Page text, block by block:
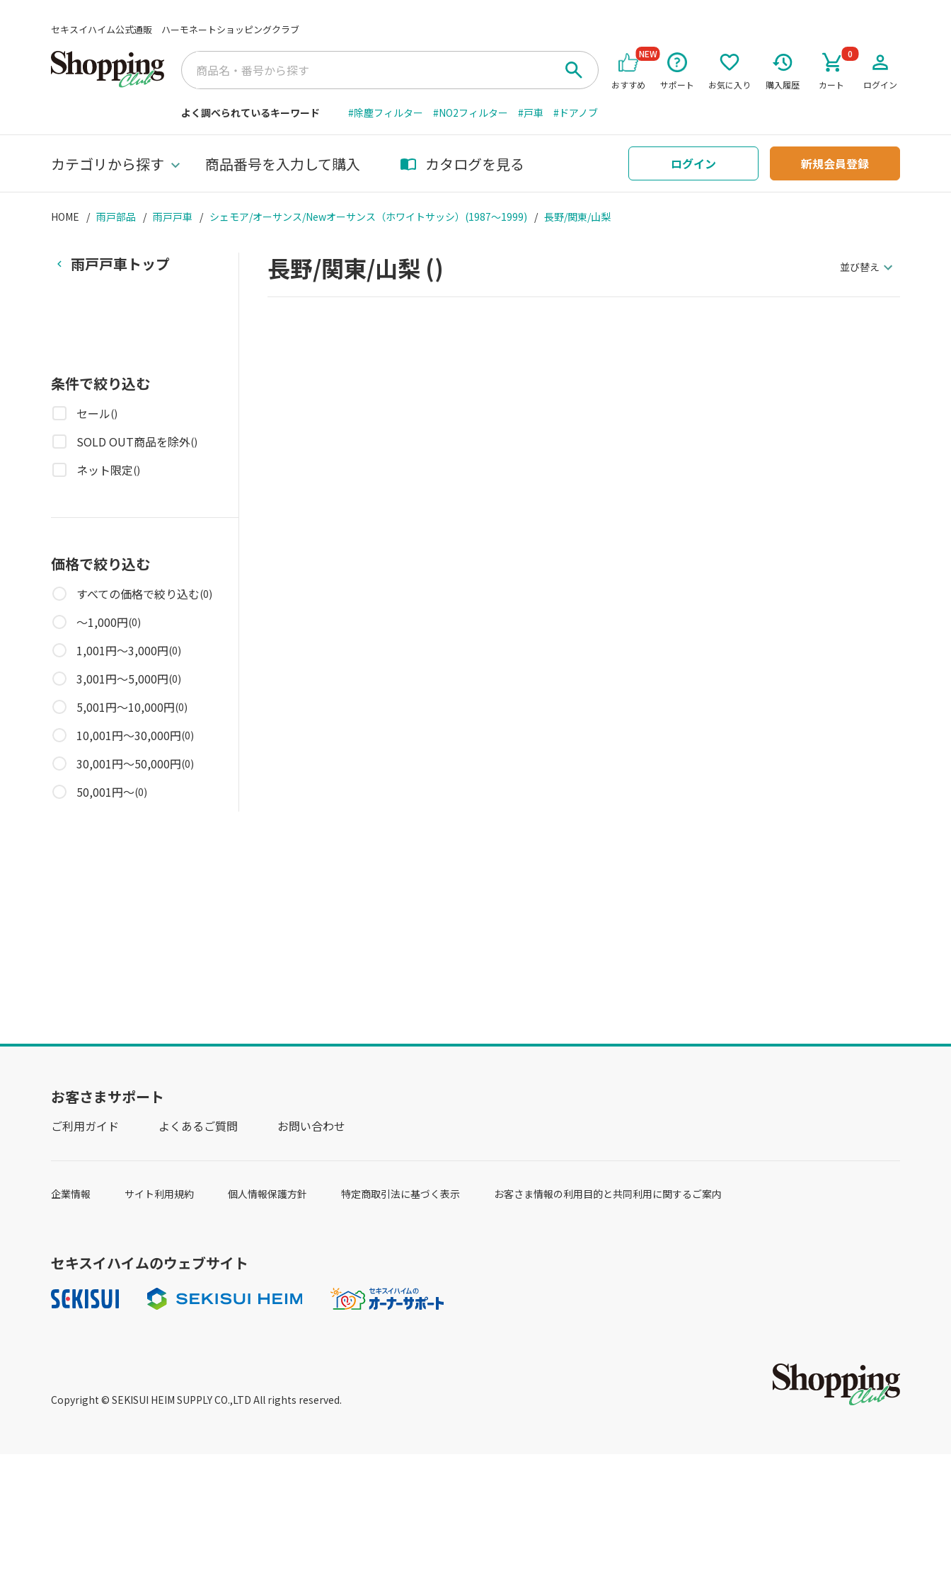
セキスイハイム公式通販 ハーモネートショッピングクラブ
おすすめ
NEW
サポート お気に入り 購入履歴 カート
0
ログイン
よく調べられているキーワード #除塵フィルター #NO2フィルター #戸車 #ドアノブ
カテゴリから探す 商品番号を入力して購入 カタログを見る ログイン 新規会員登録
HOME 雨戸部品 雨戸戸車 シェモア/オーサンス/Newオーサンス（ホワイトサッシ）(1987～1999) 長野/関東/山梨
長野/関東/山梨 () 並び替え
雨戸戸車トップ
条件で絞り込む
セール()
SOLD OUT商品を除外()
ネット限定()
価格で絞り込む
すべての価格で絞り込む(0)
～1,000円(0)
1,001円～3,000円(0)
3,001円～5,000円(0)
5,001円～10,000円(0)
10,001円～30,000円(0)
30,001円～50,000円(0)
50,001円～(0)
お客さまサポート
ご利用ガイド よくあるご質問 お問い合わせ
企業情報 サイト利用規約 個人情報保護方針 特定商取引法に基づく表示 お客さま情報の利用目的と共同利用に関するご案内
セキスイハイムのウェブサイト
Copyright © SEKISUI HEIM SUPPLY CO.,LTD All rights reserved.